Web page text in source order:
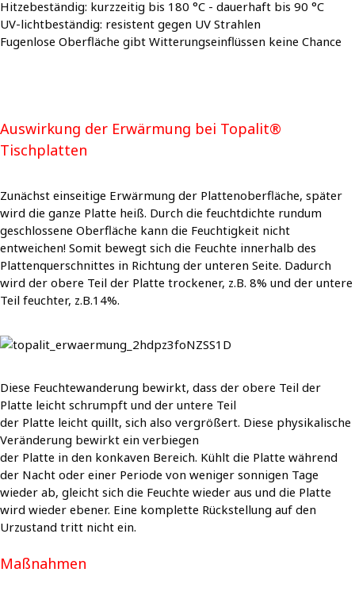
Hitzebeständig: kurzzeitig bis 180 °C - dauerhaft bis 90 °C
UV-lichtbeständig: resistent gegen UV Strahlen
Fugenlose Oberfläche gibt Witterungseinflüssen keine Chance
Auswirkung der Erwärmung bei Topalit®
Tischplatten
Zunächst einseitige Erwärmung der Plattenoberfläche, später
wird die ganze Platte heiß. Durch die feuchtdichte rundum
geschlossene Oberfläche kann die Feuchtigkeit nicht
entweichen! Somit bewegt sich die Feuchte innerhalb des
Plattenquerschnittes in Richtung der unteren Seite. Dadurch
wird der obere Teil der Platte trockener, z.B. 8% und der untere
Teil feuchter, z.B.14%.
Diese Feuchtewanderung bewirkt, dass der obere Teil der
Platte leicht schrumpft und der untere Teil
der Platte leicht quillt, sich also vergrößert. Diese physikalische
Veränderung bewirkt ein verbiegen
der Platte in den konkaven Bereich. Kühlt die Platte während
der Nacht oder einer Periode von weniger sonnigen Tage
wieder ab, gleicht sich die Feuchte wieder aus und die Platte
wird wieder ebener. Eine komplette Rückstellung auf den
Urzustand tritt nicht ein.
Maßnahmen